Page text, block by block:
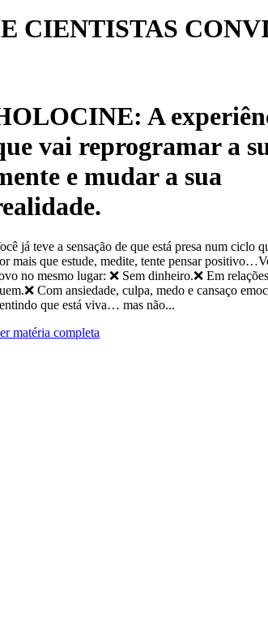
CIENTISTAS
A
vai reprogramar a
e mudar a sua
já teve a sensação de que está presa num ciclo
mais que estude, medite, tente pensar
no mesmo lugar: ❌ Sem dinheiro.❌ Em
Com ansiedade, culpa, medo e cansaço
que está viva… mas não...
matéria completa